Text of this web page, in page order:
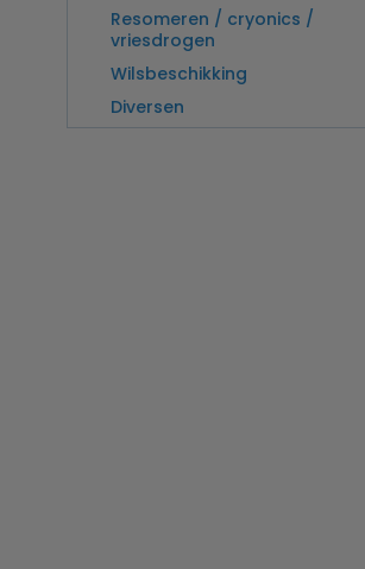
Resomeren / cryonics /
vriesdrogen
Wilsbeschikking
Diversen